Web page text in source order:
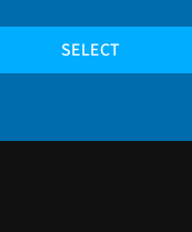
SELECT